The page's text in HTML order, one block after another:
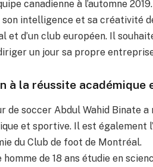
canadienne à l’automne 2019.
son intelligence et sa créativité
et d’un club européen. Il
un jour sa propre
à la réussite académique
de soccer Abdul Wahid Binate
et sportive. Il est également
du Club de foot de Montréal.
homme de 18 ans étudie en